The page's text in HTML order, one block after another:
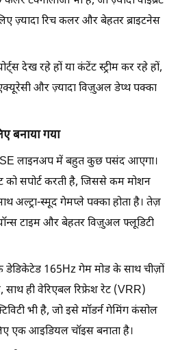
ज़्यादा रिच कलर और बेहतर ब्राइटनेस
देख रहे हों या कंटेंट स्ट्रीम कर रहे हों,
और ज़्यादा विज़ुअल डेप्थ पक्का
बनाया गया
लाइनअप में बहुत कुछ पसंद आएगा।
को सपोर्ट करती है, जिससे कम मोशन
स्मूद गेमप्ले पक्का होता है। तेज़
टाइम और बेहतर विज़ुअल फ्लूडिटी
165Hz गेम मोड के साथ चीज़ों
ही वेरिएबल रिफ्रेश रेट (VRR)
भी है, जो इसे मॉडर्न गेमिंग कंसोल
एक आइडियल चॉइस बनाता है।